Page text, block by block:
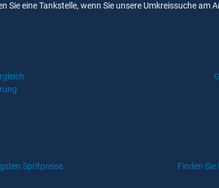
eine Tankstelle, wenn Sie unsere Umkreissuche am
Spritpreise Finden